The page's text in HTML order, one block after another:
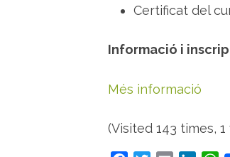
Certificat del
Informació i
Més informació
(Visited 143 times,